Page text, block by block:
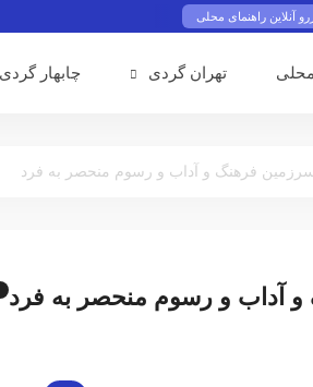
آنلاین راهنمای محلی
محلی تهران گردی چابهار گردی
سرزمین فرهنگ و آداب و رسوم منحصر به فرد
و آداب و رسوم منحصر به فرد